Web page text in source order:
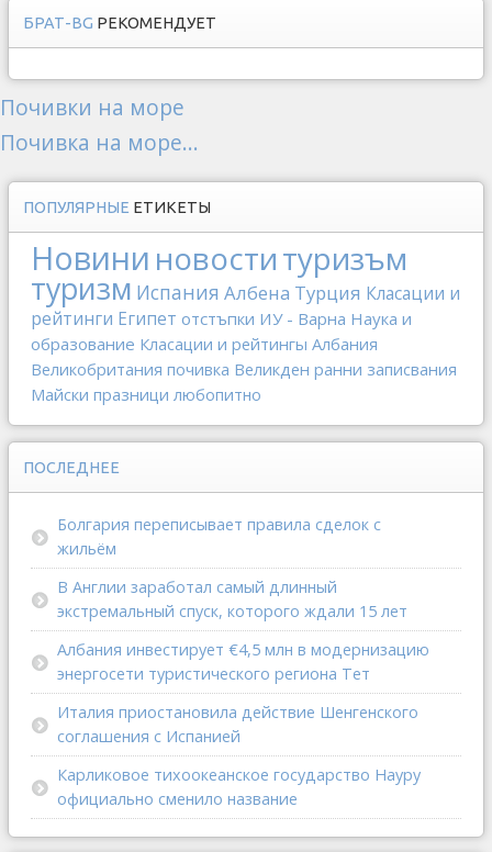
БРАТ-BG РЕКОМЕНДУЕТ
Почивки на море
Почивка на море...
ПОПУЛЯРНЫЕ ЕТИКЕТЫ
Новини новоституризъм
туризм Испания Албена Турция Класации и
рейтинги Египет отстъпки ИУ - Варна Наука и
образование Класации и рейтингы Албания
Великобритания почивка Великден ранни записвания
Майски празници любопитно
ПОСЛЕДНЕЕ
Болгария переписывает правила сделок с
жильём
В Англии заработал самый длинный
экстремальный спуск, которого ждали 15 лет
Албания инвестирует €4,5 млн в модернизацию
энергосети туристического региона Тет
Италия приостановила действие Шенгенского
соглашения с Испанией
Карликовое тихоокеанское государство Науру
официально сменило название